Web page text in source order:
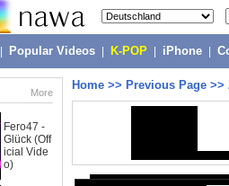
Popular Videos K-POP iPhone
More
Fero47 -
Glück (Off
icial Vide
o)
Home >> Previous Page >>